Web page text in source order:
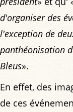
d'organiser des
l'exception de
panthéonisation
Bleus».
En effet, des
de ces